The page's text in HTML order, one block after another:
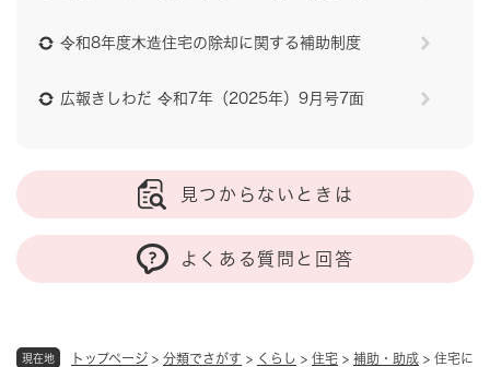
現在地 トップページ > 分類でさがす > くらし > 住宅 > 補助・助成 > 住宅に
令和8年度木造住宅の除却に関する補助制度
広報きしわだ 令和7年（2025年）9月号7面
見つからないときは
よくある質問と回答